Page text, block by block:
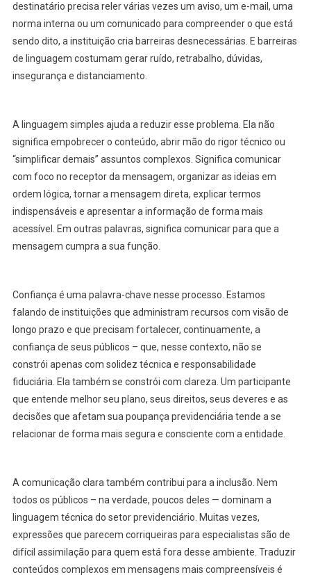
destinatário precisa reler várias vezes um aviso, um e-mail, uma
norma interna ou um comunicado para compreender o que está
sendo dito, a instituição cria barreiras desnecessárias. E barreiras
de linguagem costumam gerar ruído, retrabalho, dúvidas,
insegurança e distanciamento.
A linguagem simples ajuda a reduzir esse problema. Ela não
significa empobrecer o conteúdo, abrir mão do rigor técnico ou
“simplificar demais” assuntos complexos. Significa comunicar
com foco no receptor da mensagem, organizar as ideias em
ordem lógica, tornar a mensagem direta, explicar termos
indispensáveis e apresentar a informação de forma mais
acessível. Em outras palavras, significa comunicar para que a
mensagem cumpra a sua função.
Confiança é uma palavra-chave nesse processo. Estamos
falando de instituições que administram recursos com visão de
longo prazo e que precisam fortalecer, continuamente, a
confiança de seus públicos – que, nesse contexto, não se
constrói apenas com solidez técnica e responsabilidade
fiduciária. Ela também se constrói com clareza. Um participante
que entende melhor seu plano, seus direitos, seus deveres e as
decisões que afetam sua poupança previdenciária tende a se
relacionar de forma mais segura e consciente com a entidade.
A comunicação clara também contribui para a inclusão. Nem
todos os públicos – na verdade, poucos deles — dominam a
linguagem técnica do setor previdenciário. Muitas vezes,
expressões que parecem corriqueiras para especialistas são de
difícil assimilação para quem está fora desse ambiente. Traduzir
conteúdos complexos em mensagens mais compreensíveis é